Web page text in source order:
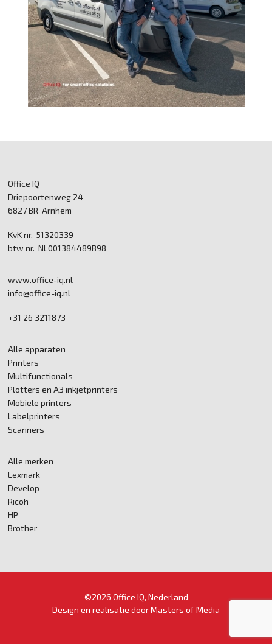
Office IQ
Driepoortenweg 24
6827 BR Arnhem
KvK nr. 51320339
btw nr. NL001384489B98
www.office-iq.nl
info@office-iq.nl
+31 26 3211873
Alle apparaten
Printers
Multifunctionals
Plotters en A3 inkjetprinters
Mobiele printers
Labelprinters
Scanners
Alle merken
Lexmark
Develop
Ricoh
HP
Brother
©2026 Office IQ, Nederland
Design en realisatie doorMasters of Media